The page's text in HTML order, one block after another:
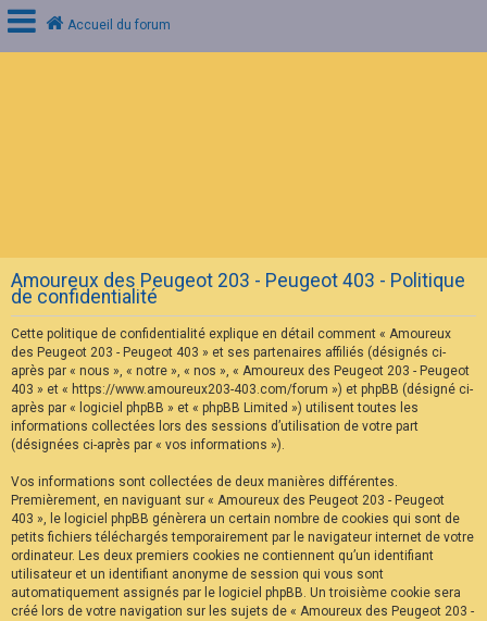
I
n
s
c
r
i
p
t
i
o
n
F
A
Q
Accueil du forum
Amoureux des Peugeot 203 - Peugeot 403 - Politique
de confidentialité
Cette politique de confidentialité explique en détail comment « Amoureux
des Peugeot 203 - Peugeot 403 » et ses partenaires affiliés (désignés ci-
après par « nous », « notre », « nos », « Amoureux des Peugeot 203 - Peugeot
403 » et « https://www.amoureux203-403.com/forum ») et phpBB (désigné ci-
après par « logiciel phpBB » et « phpBB Limited ») utilisent toutes les
informations collectées lors des sessions d’utilisation de votre part
(désignées ci-après par « vos informations »).
Vos informations sont collectées de deux manières différentes.
Premièrement, en naviguant sur « Amoureux des Peugeot 203 - Peugeot
403 », le logiciel phpBB génèrera un certain nombre de cookies qui sont de
petits fichiers téléchargés temporairement par le navigateur internet de votre
ordinateur. Les deux premiers cookies ne contiennent qu’un identifiant
utilisateur et un identifiant anonyme de session qui vous sont
automatiquement assignés par le logiciel phpBB. Un troisième cookie sera
créé lors de votre navigation sur les sujets de « Amoureux des Peugeot 203 -